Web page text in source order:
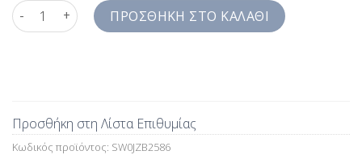
fil a fil Πουκάμισο Ραφ ανοιχτό Jazzy Studio Comfort Fit
ΠΡΟΣΘΉΚΗ ΣΤΟ ΚΑΛΆΘΙ
Προσθήκη στη Λίστα Επιθυμίας
Κωδικός προϊόντος: SW0JZB2586